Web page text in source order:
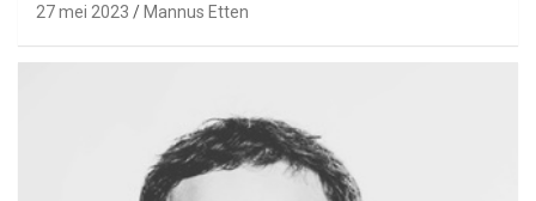
27 mei 2023 Mannus Etten